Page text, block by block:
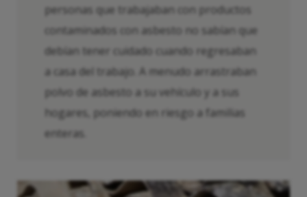
personas que trabajaban con productos
contaminados con asbesto no sabían que
debían tener cuidado cuando regresaban
a casa del trabajo. A menudo arrastraban
polvo de asbesto a su vehículo y a sus
hogares, poniendo en riesgo a familias
enteras.